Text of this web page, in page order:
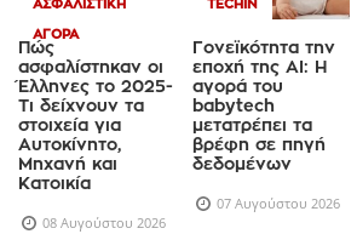
ΑΣΦΑΛΙΣΤΙΚΉ
ΑΓΟΡΆ
Πώς
ασφαλίστηκαν οι
Έλληνες το 2025-
Τι δείχνουν τα
στοιχεία για
Αυτοκίνητο,
Μηχανή και
Κατοικία
08 Αυγούστου 2026
TECHIN
Γονεϊκότητα την
εποχή της AI: Η
αγορά του
babytech
μετατρέπει τα
βρέφη σε πηγή
δεδομένων
07 Αυγούστου 2026